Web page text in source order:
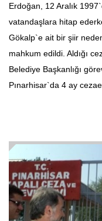
Erdoğan, 12 Aralık
vatandaşlara hitap
Gökalp`e ait bir şiir
mahkum edildi. Aldığı
Belediye Başkanlığı
Pınarhisar`da 4 ay